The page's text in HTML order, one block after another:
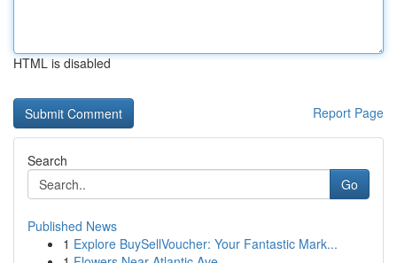
HTML is disabled
Report Page
Search
Go
Published News
1 Explore BuySellVoucher: Your Fantastic Mark...